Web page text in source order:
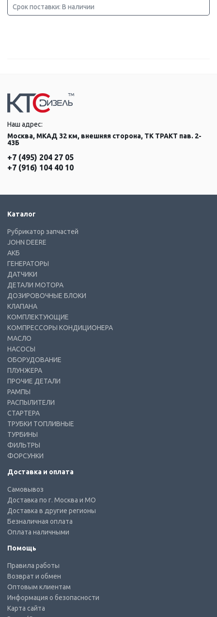
Срок поставки: В наличии
Наш адрес:
Москва, МКАД 32 км, внешняя сторона, ТК ТРАКТ пав. 2-
43Б
+7 (495) 204 27 05
+7 (916) 104 40 10
Каталог
Рубрикатор запчастей
JOHN DEERE
АКБ
ГЕНЕРАТОРЫ
ДАТЧИКИ
ДЕТАЛИ МОТОРА
ДОЗИРОВОЧНЫЕ БЛОКИ
КЛАПАНА
КОМПЛЕКТУЮЩИЕ
КОМПРЕССОРЫ КОНДИЦИОНЕРА
МАСЛО
НАСОСЫ
ОБОРУДОВАНИЕ
ПЛУНЖЕРА
ПРОЧИЕ ДЕТАЛИ
РАМПЫ
РАСПЫЛИТЕЛИ
СТАРТЕРА
ТРУБКИ ТОПЛИВНЫЕ
ТУРБИНЫ
ФИЛЬТРЫ
ФОРСУНКИ
Доставка и оплата
Самовывоз
Доставка по г. Москва и МО
Доставка в другие регионы
Безналичная оплата
Оплата наличными
Помощь
Правила работы
Возврат и обмен
Оптовым клиентам
Информация о безопасности
Карта сайта